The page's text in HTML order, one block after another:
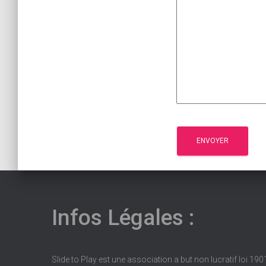
Infos Légales :
Slide to Play est une association a but non lucratif loi